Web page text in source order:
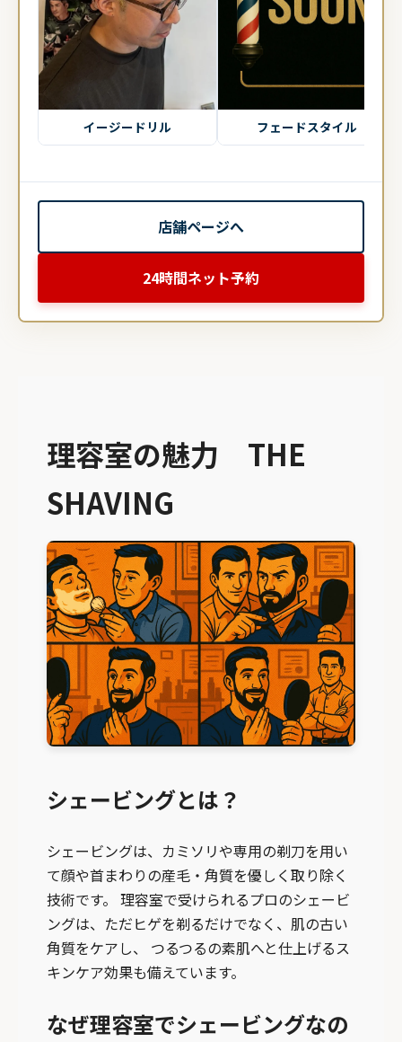
イージードリル フェードスタイル
店舗ページへ
24時間ネット予約
理容室の魅力 THE
SHAVING
シェービングとは？
シェービングは、カミソリや専用の剃刀を用い
て顔や首まわりの産毛・角質を優しく取り除く
技術です。 理容室で受けられるプロのシェービ
ングは、ただヒゲを剃るだけでなく、肌の古い
角質をケアし、 つるつるの素肌へと仕上げるス
キンケア効果も備えています。
なぜ理容室でシェービングなの